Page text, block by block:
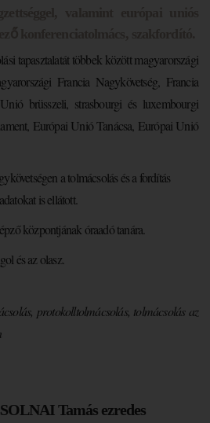
tapasztalatát többek között magyarországi
Francia Nagykövetség, Francia
brüsszeli, strasbourgi és luxembourgi
Európai Unió Tanácsa, Európai Unió
a tolmácsolás és a fordítás
is ellátott.
központjának óraadó tanára.
és az olasz.
protokolltolmácsolás, tolmácsolás az
Tamás ezredes